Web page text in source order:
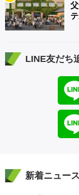
LINE友だち
新着ニュース